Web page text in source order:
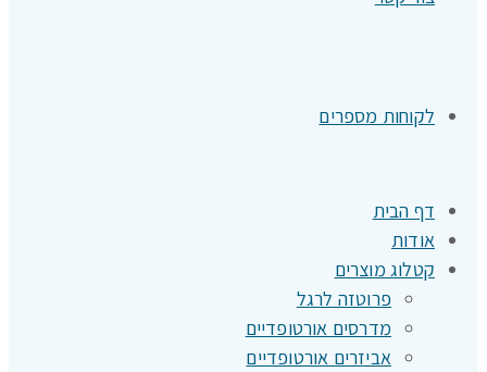
לקוחות מספרים
דף הבית
אודות
קטלוג מוצרים
פרוטזה לרגל
מדרסים אורטופדיים
אביזרים אורטופדיים